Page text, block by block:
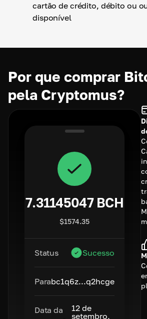
cartão de crédito, débito ou
disponível
Por que comprar
pela Cryptomus?
7.31145047 BCH
$1574.35
Status Sucesso
Parabc1q6z...q2hcge
Data da
12 de
setembro,